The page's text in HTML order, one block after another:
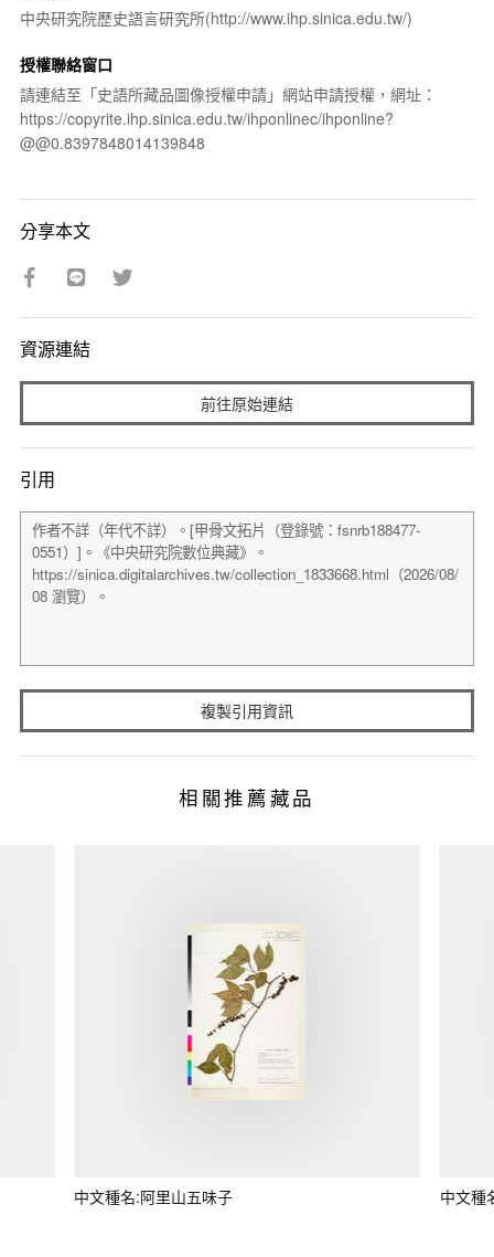
中央研究院歷史語言研究所(http://www.ihp.sinica.edu.tw/)
授權聯絡窗口
請連結至「史語所藏品圖像授權申請」網站申請授權，網址：
https://copyrite.ihp.sinica.edu.tw/ihponlinec/ihponline?
@@0.8397848014139848
分享本文
資源連結
前往原始連結
引用
複製引用資訊
相關推薦藏品
中文種名:阿里山五味子 中文種